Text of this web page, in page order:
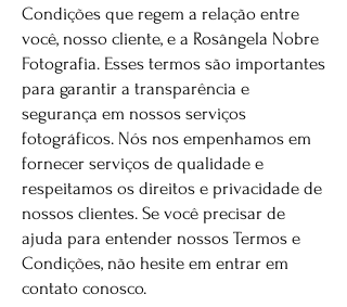
Condições que regem a relação entre
você, nosso cliente, e a Rosângela Nobre
Fotografia. Esses termos são importantes
para garantir a transparência e
segurança em nossos serviços
fotográficos. Nós nos empenhamos em
fornecer serviços de qualidade e
respeitamos os direitos e privacidade de
nossos clientes. Se você precisar de
ajuda para entender nossos Termos e
Condições, não hesite em entrar em
contato conosco.